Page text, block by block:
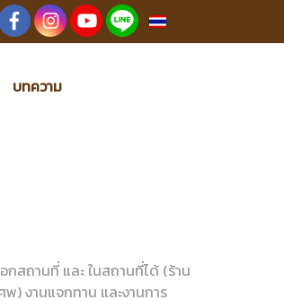
บทความ
กสถานที่ และ ในสถานที่ได้ (ร้าน
) งานแจกทาน และงานการ